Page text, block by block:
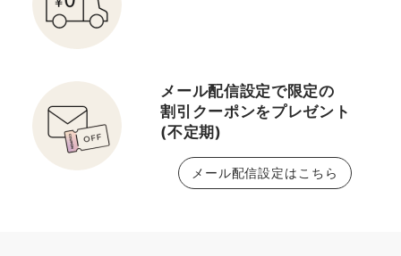
メール配信設定で限定の
割引クーポンをプレゼント
(不定期)
メール配信設定はこちら